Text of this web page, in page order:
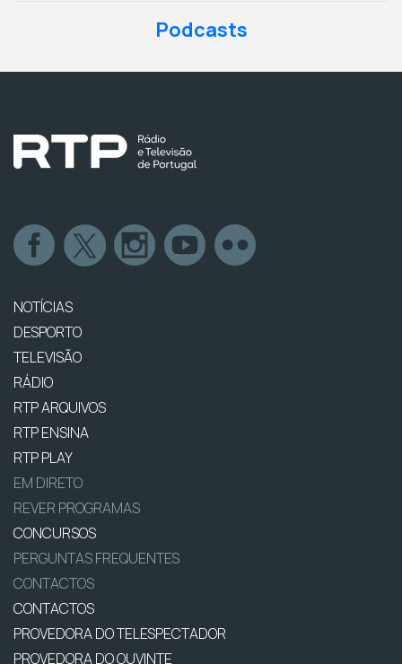
Podcasts
NOTÍCIAS
DESPORTO
TELEVISÃO
RÁDIO
RTP ARQUIVOS
RTP ENSINA
RTP PLAY
EM DIRETO
REVER PROGRAMAS
CONCURSOS
PERGUNTAS FREQUENTES
CONTACTOS
CONTACTOS
PROVEDORA DO TELESPECTADOR
PROVEDORA DO OUVINTE